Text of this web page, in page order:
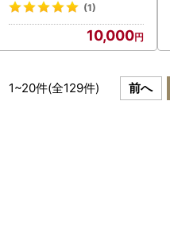
(1)
10,000
1~20件(全129件) 前へ